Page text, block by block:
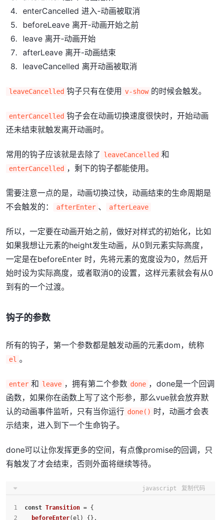
enterCancelled 进入-动画被取消
beforeLeave 离开-动画开始之前
leave 离开-动画开始
afterLeave 离开-动画结束
leaveCancelled 离开动画被取消
leaveCancelled 钩子只有在使用 v-show 的时候会触发。
enterCancelled 钩子会在动画切换速度很快时，开始动画
还未结束就触发离开动画时。
常用的钩子应该就是去除了 leaveCancelled 和
enterCancelled ，剩下的钩子都能使用。
需要注意一点的是，动画切换过快，动画结束的生命周期是
不会触发的：
afterEnter 、 afterLeave
所以，一定要在动画开始之前，做好对样式的初始化，比如
如果我想让元素的height发生动画，从0到元素实际高度，
一定是在beforeEnter 时，先将元素的宽度设为0，然后开
始时设为实际高度，或者取消0的设置，这样元素就会有从0
到有的一个过渡。
钩子的参数
所有的钩子，第一个参数都是触发动画的元素dom，统称
el 。
enter 和 leave ，拥有第二个参数 done ，done是一个回调
函数，如果你在函数上写了这个形参，那么vue就会放弃默
认的动画事件监听，只有当你运行 done() 时，动画才会表
示结束，进入到下一个生命钩子。
done可以让你发挥更多的空间，有点像promise的回调，只
有触发了才会结束，否则外面将继续等待。
javascript 复制代码
const Transition = {
beforeEnter(el ) {},